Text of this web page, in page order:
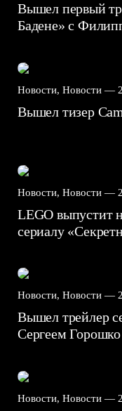
Вышел первый
Бадене» с
Новости, Новости —
Вышел тизер
Новости, Новости —
LEGO выпустит
сериалу
Новости, Новости —
Вышел трейлер
Сергеем Горошко
Новости, Новости —